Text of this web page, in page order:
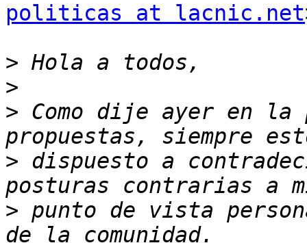
politicas at lacnic.net
>
>
> Como dije ayer en la
> dispuesto a
> punto de vista